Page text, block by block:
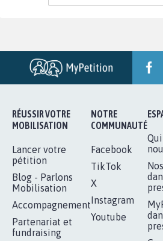
RÉUSSIR VOTRE
MOBILISATION
Lancer votre
pétition
Blog - Parlons
Mobilisation
Accompagnement
Partenariat et
fundraising
NOTRE
COMMUNAUTÉ
Facebook
TikTok
X
Instagram
Youtube